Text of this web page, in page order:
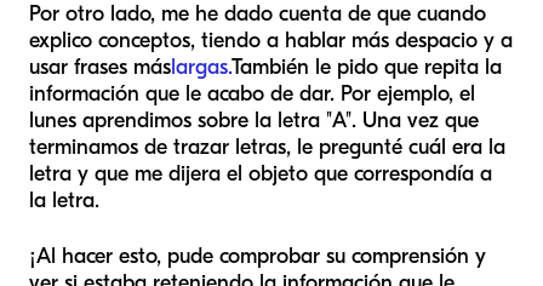
Por otro lado, me he dado cuenta de que cuando
explico conceptos, tiendo a hablar más despacio y a
usar frases máslargas.También le pido que repita la
información que le acabo de dar. Por ejemplo, el
lunes aprendimos sobre la letra "A". Una vez que
terminamos de trazar letras, le pregunté cuál era la
letra y que me dijera el objeto que correspondía a
la letra.
¡Al hacer esto, pude comprobar su comprensión y